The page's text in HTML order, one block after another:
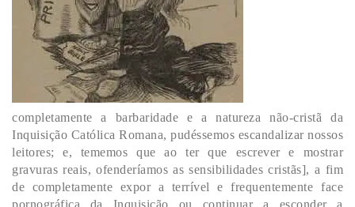
completamente a barbaridade e a natureza não-cristã da
Inquisição Católica Romana, pudéssemos escandalizar nossos
leitores; e, tememos que ao ter que escrever e mostrar
gravuras reais, ofenderíamos as sensibilidades cristãs], a fim
de completamente expor a terrível e frequentemente face
pornográfica da Inquisição ou continuar a esconder a